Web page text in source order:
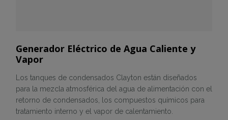
Generador Eléctrico de Agua Caliente y
Vapor
Los tanques de condensados Clayton están diseñados
para la mezcla atmosférica del agua de alimentación con el
retorno de condensados, los compuestos químicos para
tratamiento interno y el vapor de calentamiento.